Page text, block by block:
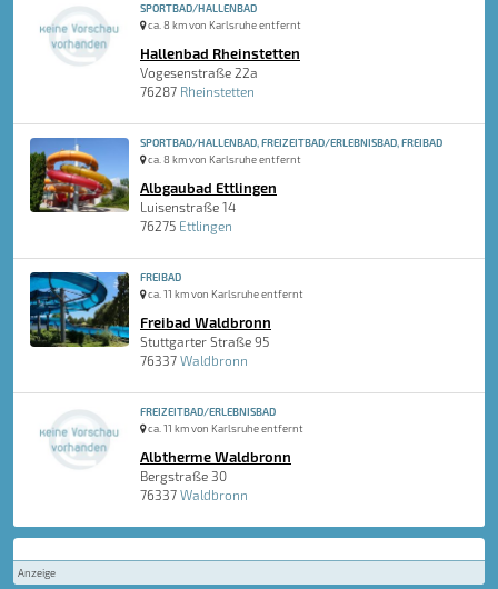
SPORTBAD/HALLENBAD
ca. 8 km von Karlsruhe entfernt
Hallenbad Rheinstetten
Vogesenstraße 22a
76287 Rheinstetten
SPORTBAD/HALLENBAD, FREIZEITBAD/ERLEBNISBAD, FREIBAD
ca. 8 km von Karlsruhe entfernt
Albgaubad Ettlingen
Luisenstraße 14
76275 Ettlingen
FREIBAD
ca. 11 km von Karlsruhe entfernt
Freibad Waldbronn
Stuttgarter Straße 95
76337 Waldbronn
FREIZEITBAD/ERLEBNISBAD
ca. 11 km von Karlsruhe entfernt
Albtherme Waldbronn
Bergstraße 30
76337 Waldbronn
Anzeige